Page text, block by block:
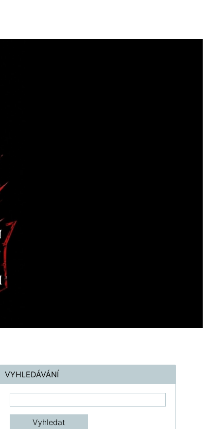
VYHLEDÁVÁNÍ